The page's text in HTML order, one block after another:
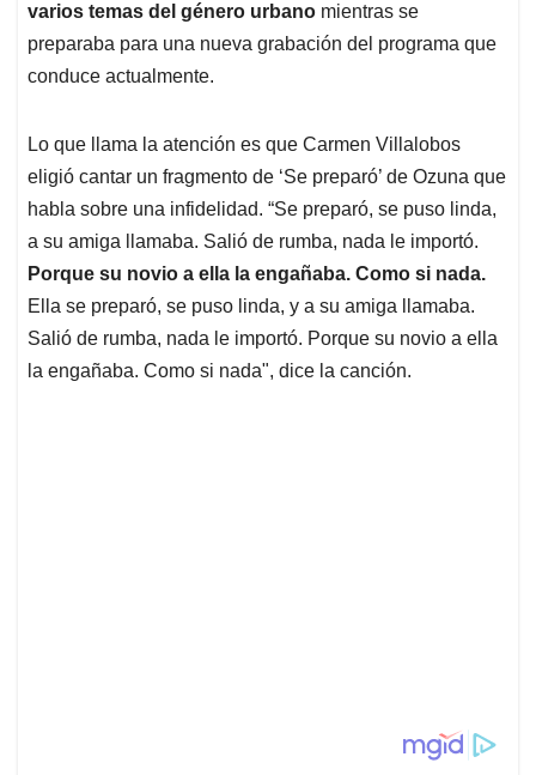
varios temas del género urbano mientras se
preparaba para una nueva grabación del programa que
conduce actualmente.
Lo que llama la atención es que Carmen Villalobos
eligió cantar un fragmento de ‘Se preparó’ de Ozuna que
habla sobre una infidelidad. “Se preparó, se puso linda,
a su amiga llamaba. Salió de rumba, nada le importó.
Porque su novio a ella la engañaba. Como si nada.
Ella se preparó, se puso linda, y a su amiga llamaba.
Salió de rumba, nada le importó. Porque su novio a ella
la engañaba. Como si nada", dice la canción.